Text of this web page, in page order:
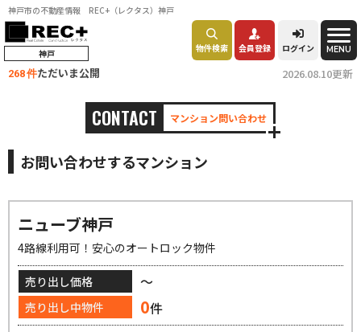
神戸市の不動産情報 REC+（レクタス）神戸
神戸 物件検索 会員登録 ログイン MENU
268 件ただいま公開 2026.08.10更新
CONTACT マンション問い合わせ
お問い合わせするマンション
ニューブ神戸
4路線利用可！安心のオートロック物件
売り出し価格 ～
売り出し中物件 0件